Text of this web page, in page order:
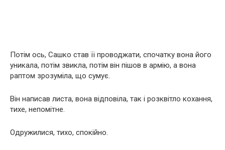
Потім ось, Сашко став її проводжати, спочатку вона його
уникала, потім звикла, потім він пішов в армію, а вона
раптом зрозуміла, що сумує.
Він написав листа, вона відповіла, так і розквітло кохання,
тихе, непомітне.
Одружилися, тихо, спокійно.